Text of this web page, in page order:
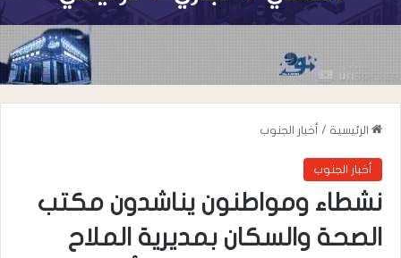
الرئيسية / أخبار الجنوب
أخبار الجنوب
نشطاء ومواطنون يناشدون مكتب
الصحة والسكان بمديرية الملاح